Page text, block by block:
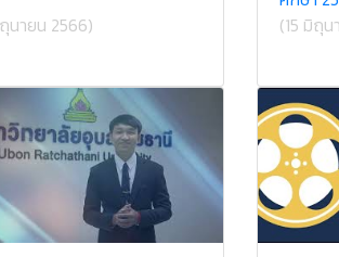
นายน 2566)
(15 มิถุ